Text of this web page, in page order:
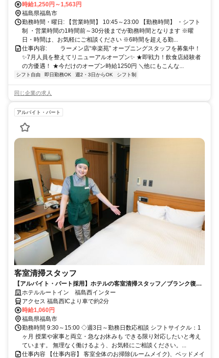
時給1,250円～1,563円
福島県福島市
勤務時間・曜日: 【営業時間】 10:45～23:00 【勤務時間】 ・シフト
制 ・営業時間の1時間前～30分後までが勤務時間となります ※曜
日・時間は、お気軽にご相談ください ※6時間を超える勤...
仕事内容: ラーメン店“幸楽苑” オープニングスタッフを募集中！
✨7月人員を整えてリニューアルオープン✨ ★即戦力！飲食店経験者
の方優遇！ ★今だけのオープン時給1250円 ＼他にもこんな...
シフト自由 即日勤務OK 週2・3日からOK シフト制
同じ企業の求人
アルバイト・パート
客室清掃スタッフ
【アルバイト・パート採用】ホテルの客室清掃スタッフ／ブランク復
帰・未経験歓迎！主婦(夫)さん活躍中
ホテルルートイン 福島西インター
アクセス 福島西ICより車で約2分
時給1,060円
福島県福島市
勤務時間 9:30～15:00 ◇週3日～勤務日数応相談 シフトサイクル：1
ヶ月 授業や家事と両立・急なお休みも できる限り対応したいと考え
ています。 無理なく働けるよう、お気軽にご相談ください。...
仕事内容 【仕事内容】 客室全体のお掃除(ルームメイク)、ベッドメイ